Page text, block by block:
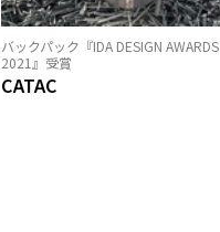
バックパック『IDA DESIGN AWARDS
2021』受賞
CATAC